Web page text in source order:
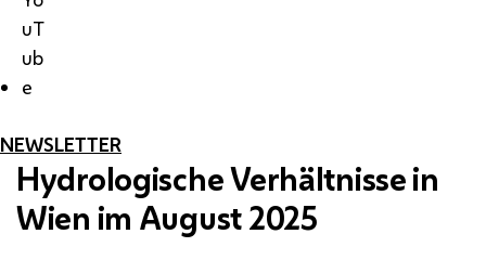
uT
ub
e
NEWSLETTER
Hydrologische Verhältnisse in
Wien im August 2025